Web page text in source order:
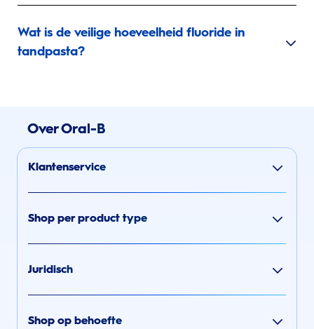
Wat is de veilige hoeveelheid fluoride in
tandpasta?
Over Oral-B
Klantenservice
Shop per product type
Juridisch
Shop op behoefte